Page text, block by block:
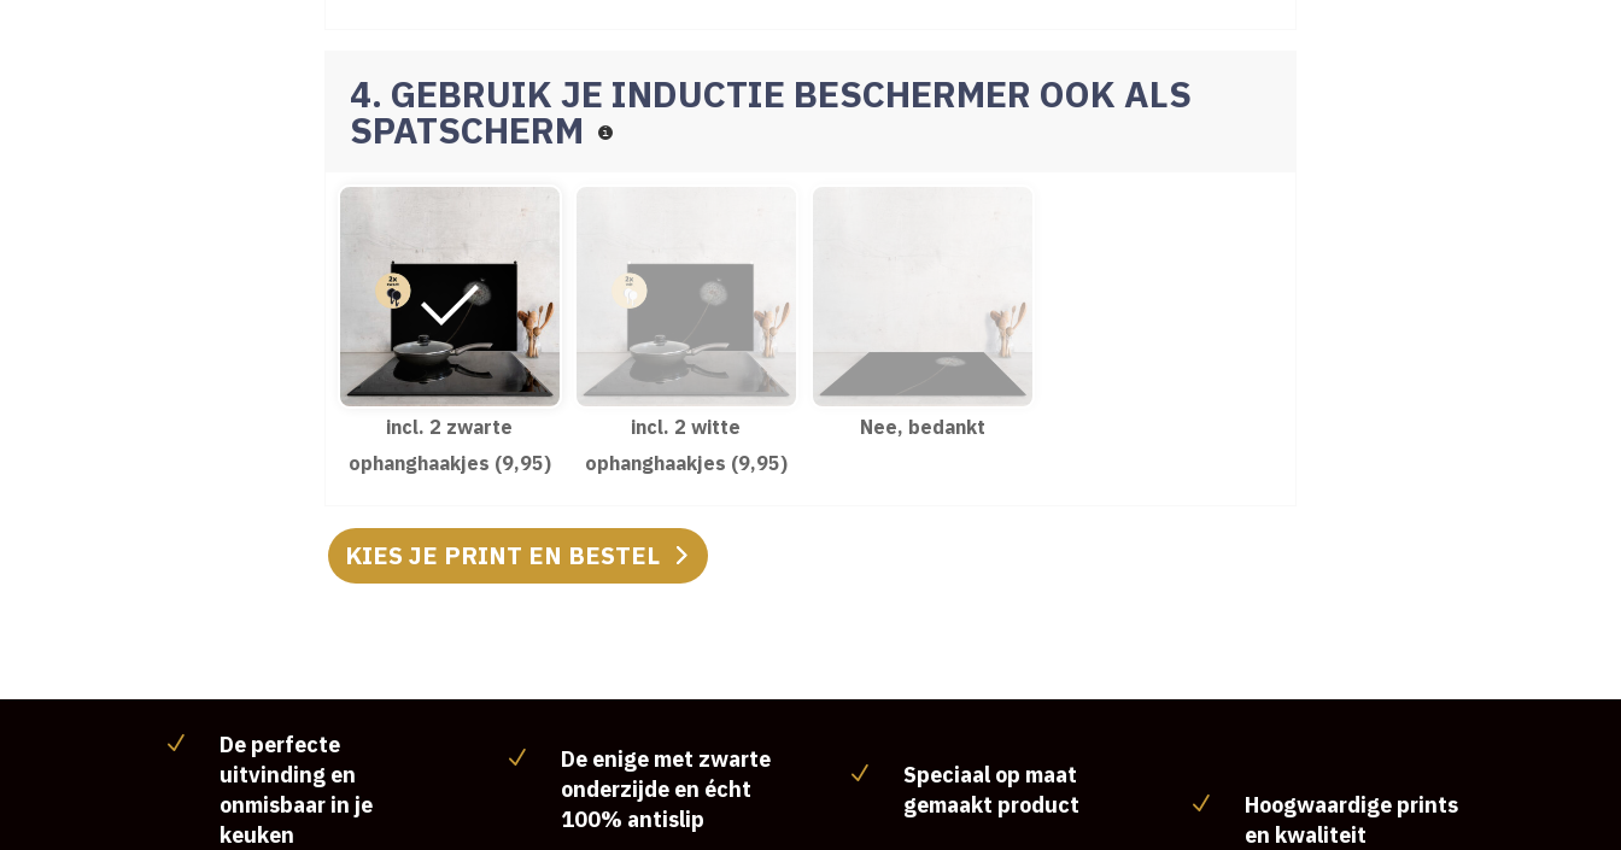
4. GEBRUIK JE INDUCTIE BESCHERMER OOK ALS
SPATSCHERM
incl. 2 zwarte
ophanghaakjes (9,95)
incl. 2 witte
ophanghaakjes (9,95)
Nee, bedankt
KIES JE PRINT EN BESTEL
N
De perfecte
uitvinding en
onmisbaar in je
keuken
N
De enige met zwarte
onderzijde en écht
100% antislip
N
Speciaal op maat
gemaakt product
N
Hoogwaardige prints
en kwaliteit